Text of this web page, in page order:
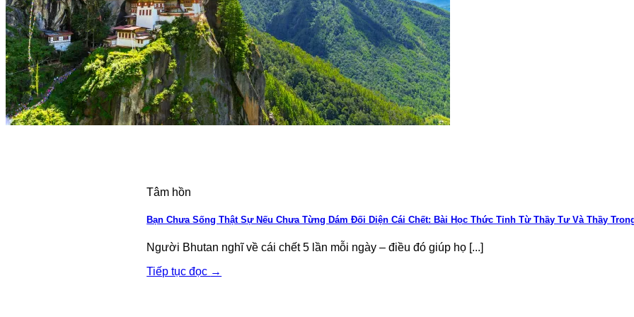
Tâm hồn
Bạn Chưa Sống Thật Sự Nếu Chưa Từng Dám Đối Diện Cái Chết: Bài Học Thức Tỉnh Từ Thầy Tư Và Thầy
Người Bhutan nghĩ về cái chết 5 lần mỗi ngày – điều đó giúp họ [...]
Tiếp tục đọc →